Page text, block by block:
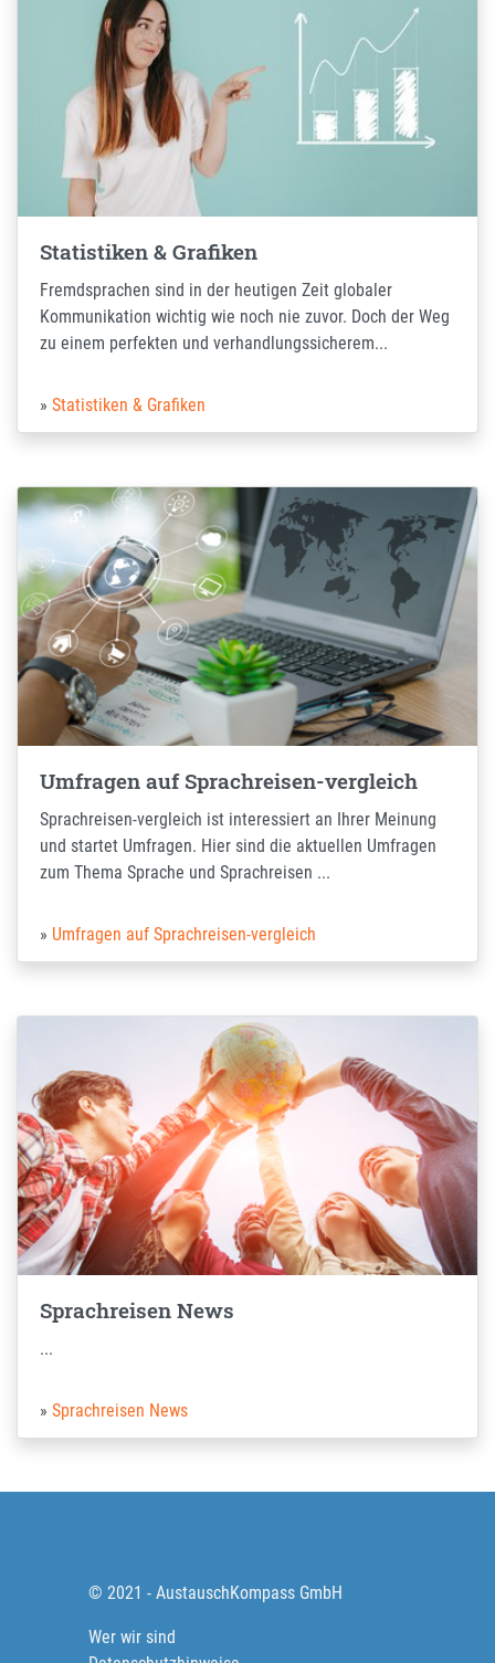
Statistiken & Grafiken
Fremdsprachen sind in der heutigen Zeit globaler
Kommunikation wichtig wie noch nie zuvor. Doch der Weg
zu einem perfekten und verhandlungssicherem...
Statistiken & Grafiken
Umfragen auf Sprachreisen-vergleich
Sprachreisen-vergleich ist interessiert an Ihrer Meinung
und startet Umfragen. Hier sind die aktuellen Umfragen
zum Thema Sprache und Sprachreisen ...
Umfragen auf Sprachreisen-vergleich
Sprachreisen News
...
Sprachreisen News
© 2021 - AustauschKompass GmbH
Wer wir sind